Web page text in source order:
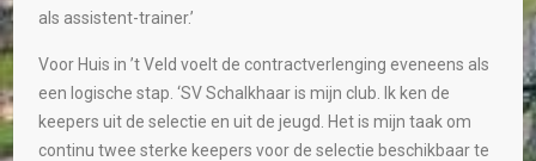
als assistent-trainer.’
Voor Huis in ’t Veld voelt de contractverlenging eveneens als
een logische stap. ‘SV Schalkhaar is mijn club. Ik ken de
keepers uit de selectie en uit de jeugd. Het is mijn taak om
continu twee sterke keepers voor de selectie beschikbaar te